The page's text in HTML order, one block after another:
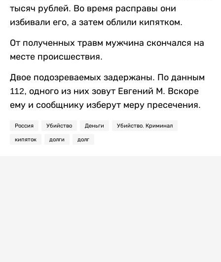
тысяч рублей. Во время расправы они
избивали его, а затем облили кипятком.
От полученных травм мужчина скончался на
месте происшествия.
Двое подозреваемых задержаны. По данным
112, одного из них зовут Евгений М. Вскоре
ему и сообщнику изберут меру пресечения.
Россия Убийство Деньги Убийство. Криминал
кипяток долги долг